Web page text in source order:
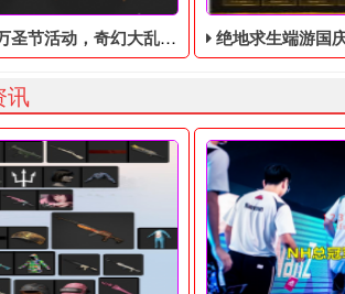
幻大乱斗回归，还有新皮肤和新地图 绝地求生端游国庆节的终极白嫖活
讯